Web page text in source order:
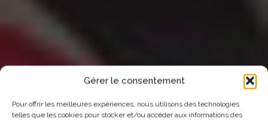
Gérer le consentement
Pour offrir les meilleures expériences, nous utilisons des technologies
telles que les cookies pour stocker et/ou accéder aux informations des